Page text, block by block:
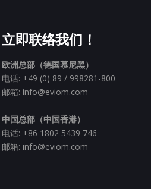
立即联络我们！
欧洲总部（德国慕尼黑）
电话: +49 (0) 89 / 998281-800
邮箱: info@eviom.com
中国总部（中国香港）
电话: +86 1802 5439 746
邮箱: info@eviom.com